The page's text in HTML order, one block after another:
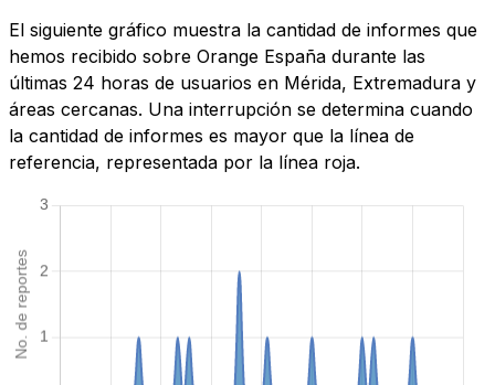
El siguiente gráfico muestra la cantidad de informes que
hemos recibido sobre Orange España durante las
últimas 24 horas de usuarios en Mérida, Extremadura y
áreas cercanas. Una interrupción se determina cuando
la cantidad de informes es mayor que la línea de
referencia, representada por la línea roja.